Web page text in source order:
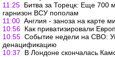
11:25 Битва за Торецк: Еще 700
гарнизон ВСУ пополам
11:00 Англия - заноза на карте
10:56 Как приватизировали
10:55 Событие недели на СВО:
денацификацию
10:37
В Лондоне скончалась